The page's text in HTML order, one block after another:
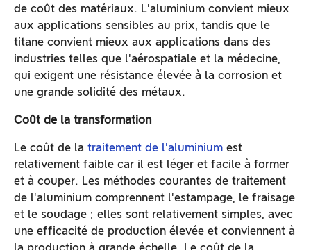
de coût des matériaux. L'aluminium convient mieux
aux applications sensibles au prix, tandis que le
titane convient mieux aux applications dans des
industries telles que l'aérospatiale et la médecine,
qui exigent une résistance élevée à la corrosion et
une grande solidité des métaux.
Coût de la transformation
Le coût de la traitement de l'aluminium est
relativement faible car il est léger et facile à former
et à couper. Les méthodes courantes de traitement
de l'aluminium comprennent l'estampage, le fraisage
et le soudage ; elles sont relativement simples, avec
une efficacité de production élevée et conviennent à